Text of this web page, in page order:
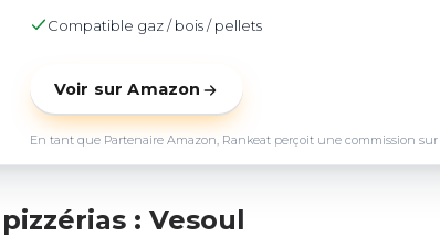
Compatible gaz / bois / pellets
Voir sur Amazon
En tant que Partenaire Amazon, Rankeat perçoit une commission
: Vesoul